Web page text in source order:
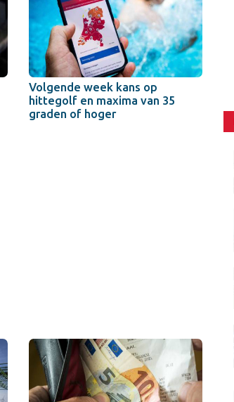
Volgende week kans op
hittegolf en maxima van 35
graden of hoger